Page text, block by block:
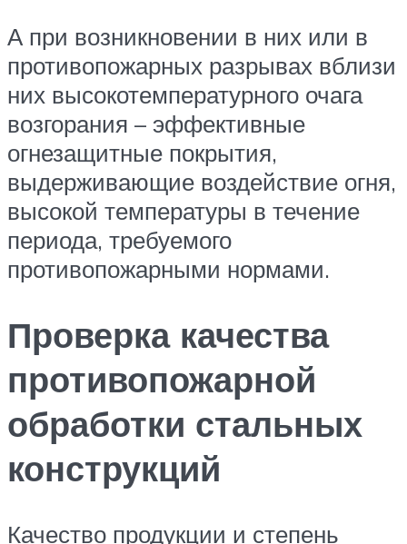
А при возникновении в них или в
противопожарных разрывах вблизи
них высокотемпературного очага
возгорания – эффективные
огнезащитные покрытия,
выдерживающие воздействие огня,
высокой температуры в течение
периода, требуемого
противопожарными нормами.
Проверка качества
противопожарной
обработки стальных
конструкций
Качество продукции и степень